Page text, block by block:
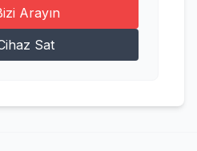
Arayın
Sat